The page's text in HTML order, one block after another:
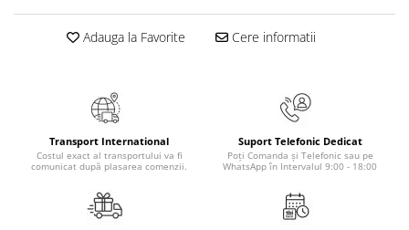
Realitatea Augmentata
ScienceConnection
Adauga la Favorite Cere informatii
Transport International
Costul exact al transportului va fi
comunicat după plasarea comenzii.
Suport Telefonic Dedicat
Poți Comanda și Telefonic sau pe
WhatsApp în Intervalul 9:00 - 18:00